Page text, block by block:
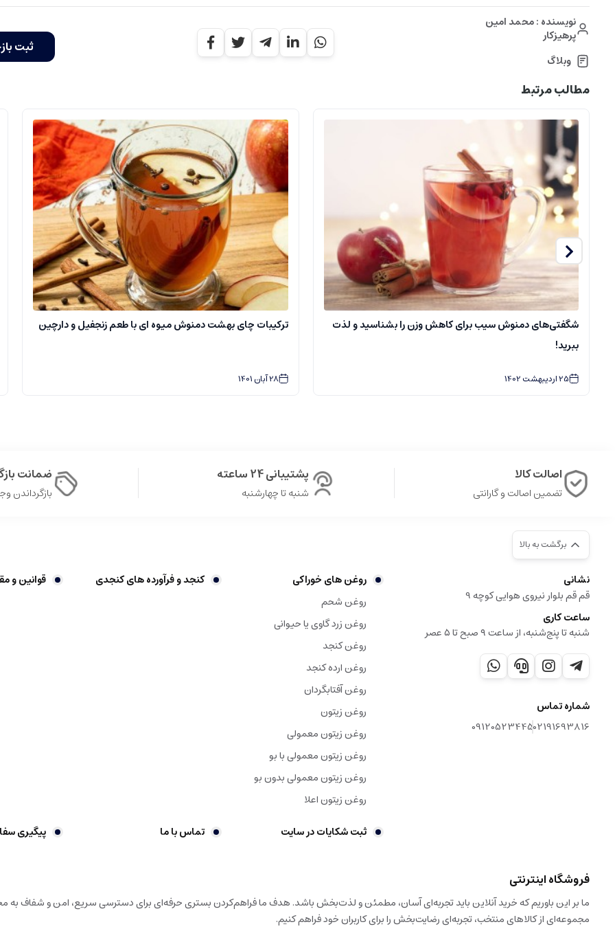
نویسنده : محمد امین
پرهیزکار
وبلاگ
ثبت
مطالب مرتبط
شگفتی‌های دمنوش سیب برای کاهش وزن را بشناسید و لذت
ببرید!
25اردیبهشت1402
ترکیبات چای بهشت دمنوش میوه ای با طعم زنجفیل و دارچین
28آبان1401
اصالت کالا
تضمین اصالت و گارانتی
پشتیبانی 24 ساعته
شنبه تا چهارشنبه
ضمانت
بازگرداندن وجه
برگشت به بالا
نشانی
قم قم بلوار نیروی هوایی کوچه 9
ساعت کاری
شنبه تا پنج‌شنبه، از ساعت ۹ صبح تا ۵ عصر
شماره تماس
02191693816
09120523445
روغن های خوراکی
روغن شحم
روغن زرد گاوی یا حیوانی
روغن کنجد
روغن ارده کنجد
روغن آفتابگردان
روغن زیتون
روغن زیتون معمولی
روغن زیتون معمولی با بو
روغن زیتون معمولی بدون بو
روغن زیتون اعلا
کنجد و فرآورده های کنجدی قوانین و
ثبت شکایات در سایت تماس با ما پیگیری
فروشگاه اینترنتی
ما بر این باوریم که خرید آنلاین باید تجربه‌ای آسان، مطمئن و لذت‌بخش باشد. هدف ما فراهم‌کردن بستری حرفه‌ای برای دسترسی سریع، امن و شفاف به
مجموعه‌ای از کالاهای منتخب، تجربه‌ای رضایت‌بخش را برای کاربران خود فراهم کنیم.